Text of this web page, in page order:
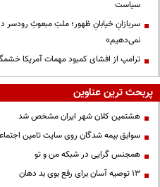
سیاست
سربازانِ خیابانِ ظهور؛ ملتِ مبعوثِ رودسر
نمی‌دهیم»
ترامپ از افشای کمبود مهمات آمریکا
پربحث ترین عناوین
هشتمین کلان شهر ایران مشخص شد
سوابق بیمه شدگان روی سایت تامین
همجنس گرایی در شبکه من و تو
13 توصیه آسان برای رفع بوی بد دهان